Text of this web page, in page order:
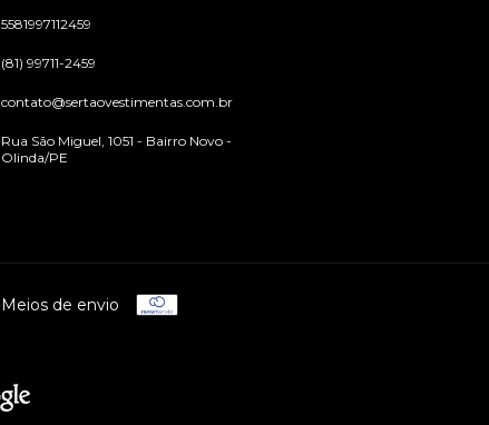
5581997112459
(81) 99711-2459
contato@sertaovestimentas.com.br
Rua São Miguel, 1051 - Bairro Novo -
Olinda/PE
Meios de envio